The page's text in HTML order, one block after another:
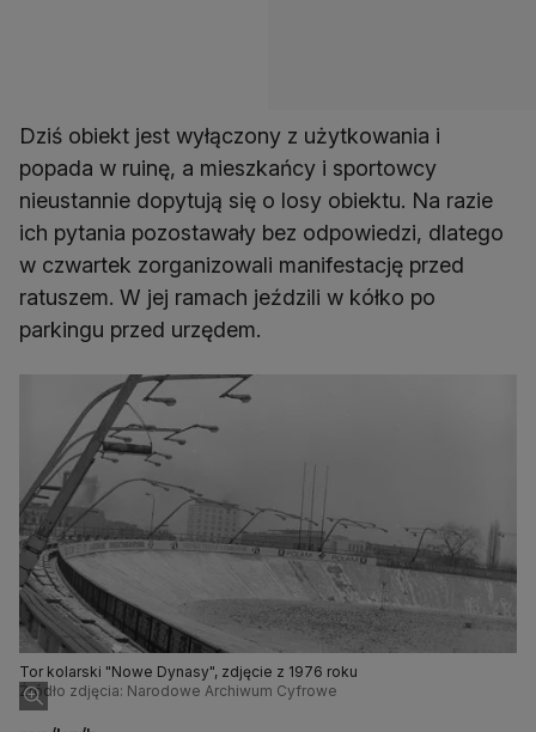
Dziś obiekt jest wyłączony z użytkowania i
popada w ruinę, a mieszkańcy i sportowcy
nieustannie dopytują się o losy obiektu. Na razie
ich pytania pozostawały bez odpowiedzi, dlatego
w czwartek zorganizowali manifestację przed
ratuszem. W jej ramach jeździli w kółko po
parkingu przed urzędem.
Tor kolarski "Nowe Dynasy", zdjęcie z 1976 roku
Źródło zdjęcia: Narodowe Archiwum Cyfrowe